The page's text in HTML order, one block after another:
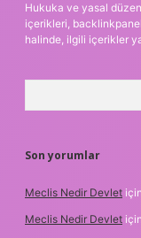
Hukuka ve yasal
içerikleri,
halinde, ilgili içerikler
Son yorumlar
Meclis Nedir Devlet için
Meclis Nedir Devlet için